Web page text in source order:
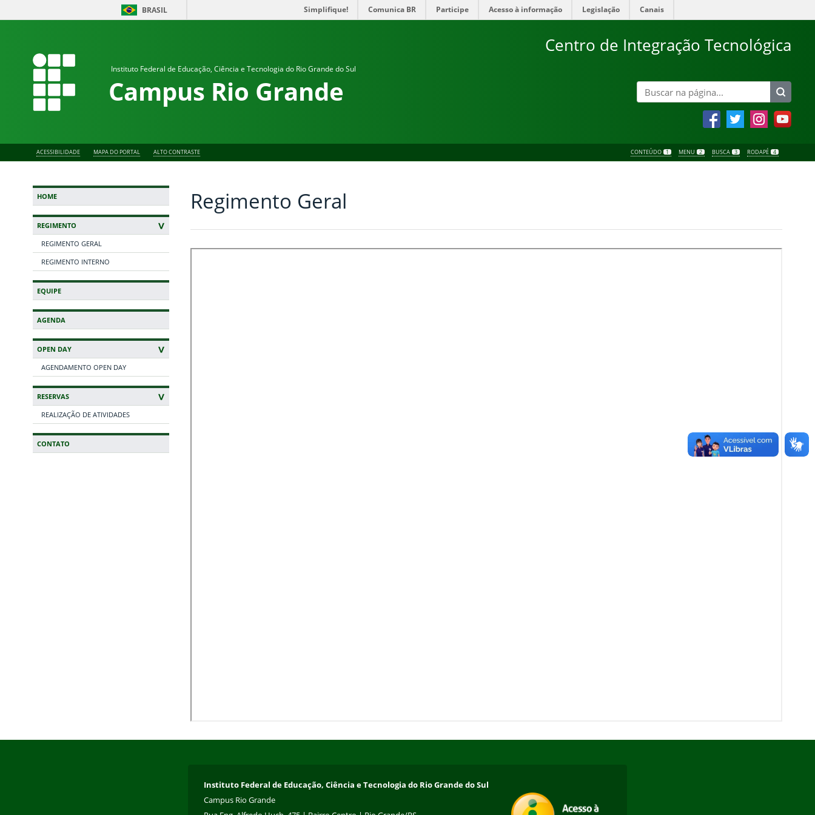
BRASIL Simplifique! Comunica BR Participe Acesso à informação Legislação Canais
Instituto Federal de Educação, Ciência e Tecnologia do Rio Grande do Sul
Campus Rio Grande
Centro de Integração Tecnológica
ACESSIBILIDADE MAPA DO PORTAL ALTO CONTRASTE CONTEÚDO 1 MENU 2 BUSCA 3 RODAPÉ 4
HOME
REGIMENTO
REGIMENTO GERAL
REGIMENTO INTERNO
EQUIPE
AGENDA
OPEN DAY
AGENDAMENTO OPEN DAY
RESERVAS
REALIZAÇÃO DE ATIVIDADES
CONTATO
Regimento Geral
Instituto Federal de Educação, Ciência e Tecnologia do Rio Grande do Sul
Campus Rio Grande